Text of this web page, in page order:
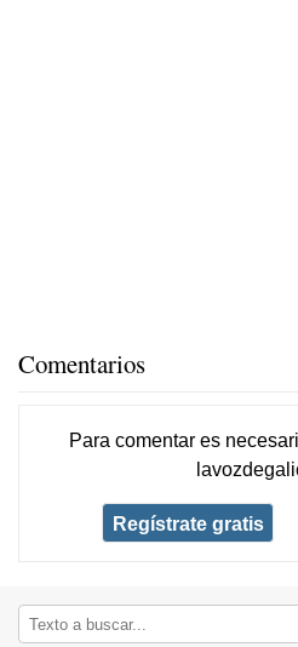
Comentarios
Para comentar es
Regístrate gratis